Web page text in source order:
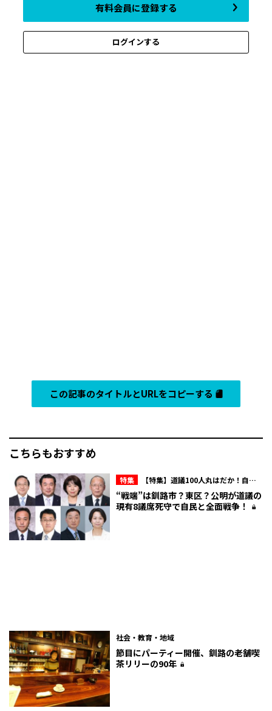
有料会員に登録する
ログインする
この記事のタイトルとURLをコピーする
こちらもおすすめ
特集
【特集】道議100人丸はだか！自民
会派内のマル秘情報を赤裸々に！北海道議
会“ここだけの話”
“戦端”は釧路市？東区？公明が道議の
現有8議席死守で自民と全面戦争！
社会・教育・地域
節目にパーティー開催、釧路の老舗喫
茶リリーの90年